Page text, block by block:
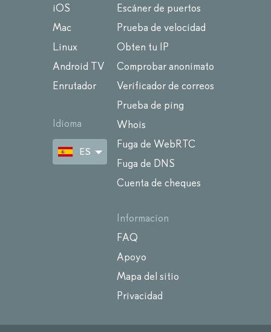
iOS
Mac
Linux
Android TV
Enrutador
Idioma
ES
Escáner de puertos
Prueba de velocidad
Obten tu IP
Comprobar anonimato
Verificador de correos
Prueba de ping
Whois
Fuga de WebRTC
Fuga de DNS
Cuenta de cheques
Informacion
FAQ
Apoyo
Mapa del sitio
Privacidad